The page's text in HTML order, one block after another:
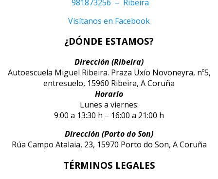
981873256 – Ribeira
Visítanos en Facebook
¿DÓNDE ESTAMOS?
Dirección (Ribeira)
Autoescuela Miguel Ribeira. Praza Uxío Novoneyra, nº5,
entresuelo, 15960 Ribeira, A Coruña
Horario
Lunes a viernes:
9:00 a 13:30 h – 16:00 a 21:00 h
Dirección (Porto do Son)
Rúa Campo Atalaia, 23, 15970 Porto do Son, A Coruña
TÉRMINOS LEGALES